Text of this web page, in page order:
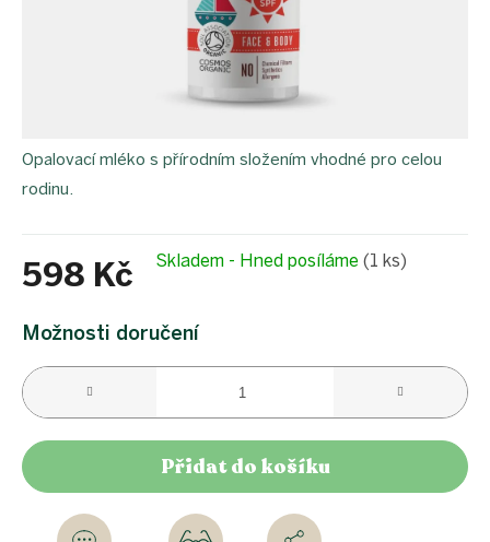
598 Kč
cena:
Skladem - Hned posíláme (1 ks)
Možnosti doručení
Přidat do košíku
Opalovací mléko s přírodním složením vhodné pro celou
rodinu.